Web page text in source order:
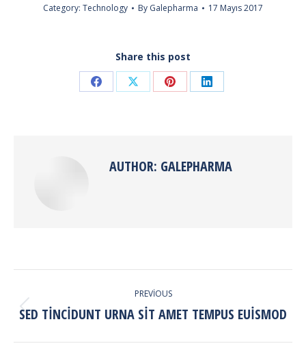
Category: Technology By Galepharma 17 Mayıs 2017
Share this post
Share Share Share Share
AUTHOR: GALEPHARMA
NAVIGATION
PREVIOUS
Previous
SED TINCIDUNT URNA SIT AMET TEMPUS EUISMOD